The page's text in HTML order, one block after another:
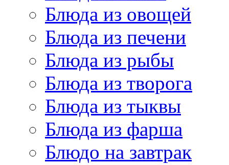
Блюда из овощей
Блюда из печени
Блюда из рыбы
Блюда из творога
Блюда из тыквы
Блюда из фарша
Блюдо на завтрак